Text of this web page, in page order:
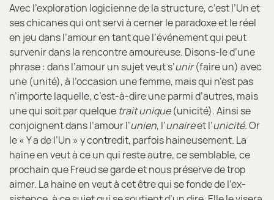
Avec l’exploration logicienne de la structure, c’est l’Un et
ses chicanes qui ont servi à cerner le paradoxe et le réel
en jeu dans l’amour en tant que l’événement qui peut
survenir dans la rencontre amoureuse. Disons-le d’une
phrase : dans l’amour un sujet veut s’unir(faire un) avec
une (unité), à l’occasion une femme, mais qui n’est pas
n’importe laquelle, c’est-à-dire une parmi d’autres, mais
une qui soit par quelque traitunique(unicité). Ainsi se
conjoignent dans l’amour l’unien, l’unaireet l’unicité. Or
le « Y a de l’Un » y contredit, parfois haineusement. La
haine en veut à ce un qui reste autre, ce semblable, ce
prochain que Freud se garde et nous préserve de trop
aimer. La haine en veut à cet être qui se fonde de l’ex-